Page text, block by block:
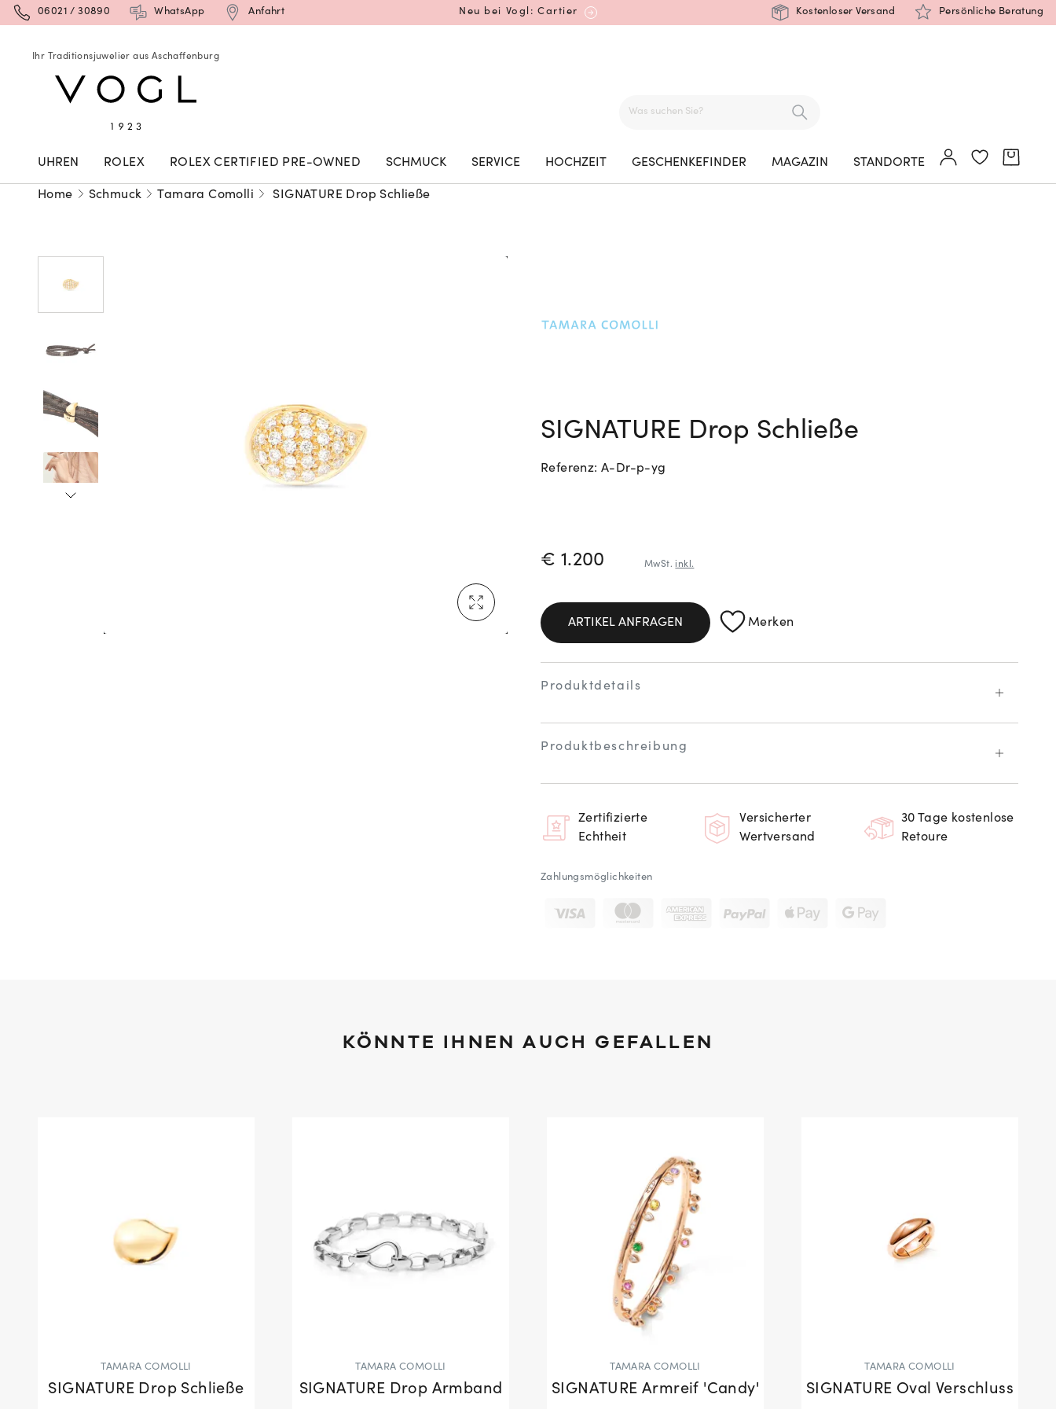
06021 / 30890 WhatsApp Anfahrt Neu bei Vogl: Cartier
Mehr erfahren: Ikonische Uhren von Cartier
Rolex Certified Pre-Owned entdecken
Kostenloser Versand Persönliche Beratung
Ihr Traditionsjuwelier aus Aschaffenburg
UHREN ROLEX ROLEX CERTIFIED PRE-OWNED SCHMUCK SERVICE HOCHZEIT GESCHENKEFINDER MAGAZIN STANDORTE
Home Schmuck Tamara Comolli SIGNATURE Drop Schließe
SIGNATURE Drop Schließe
Referenz: A-Dr-p-yg
PREISINFORMATIONEN
€ 1.200 MwSt. inkl.
ARTIKEL ANFRAGEN Merken
Produktdetails
Produktbeschreibung
Zertifizierte
Echtheit
Versicherter
Wertversand
30 Tage kostenlose
Retoure
Zahlungsmöglichkeiten
KÖNNTE IHNEN AUCH GEFALLEN
TAMARA COMOLLI
SIGNATURE Drop Schließe
TAMARA COMOLLI
SIGNATURE Drop Armband
TAMARA COMOLLI
SIGNATURE Armreif 'Candy'
TAMARA COMOLLI
SIGNATURE Oval Verschluss